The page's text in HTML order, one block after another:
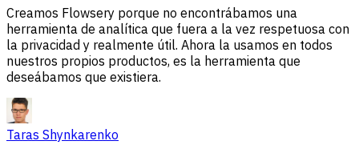
Creamos Flowsery porque no encontrábamos una
herramienta de analítica que fuera a la vez respetuosa con
la privacidad y realmente útil. Ahora la usamos en todos
nuestros propios productos, es la herramienta que
deseábamos que existiera.
Taras Shynkarenko